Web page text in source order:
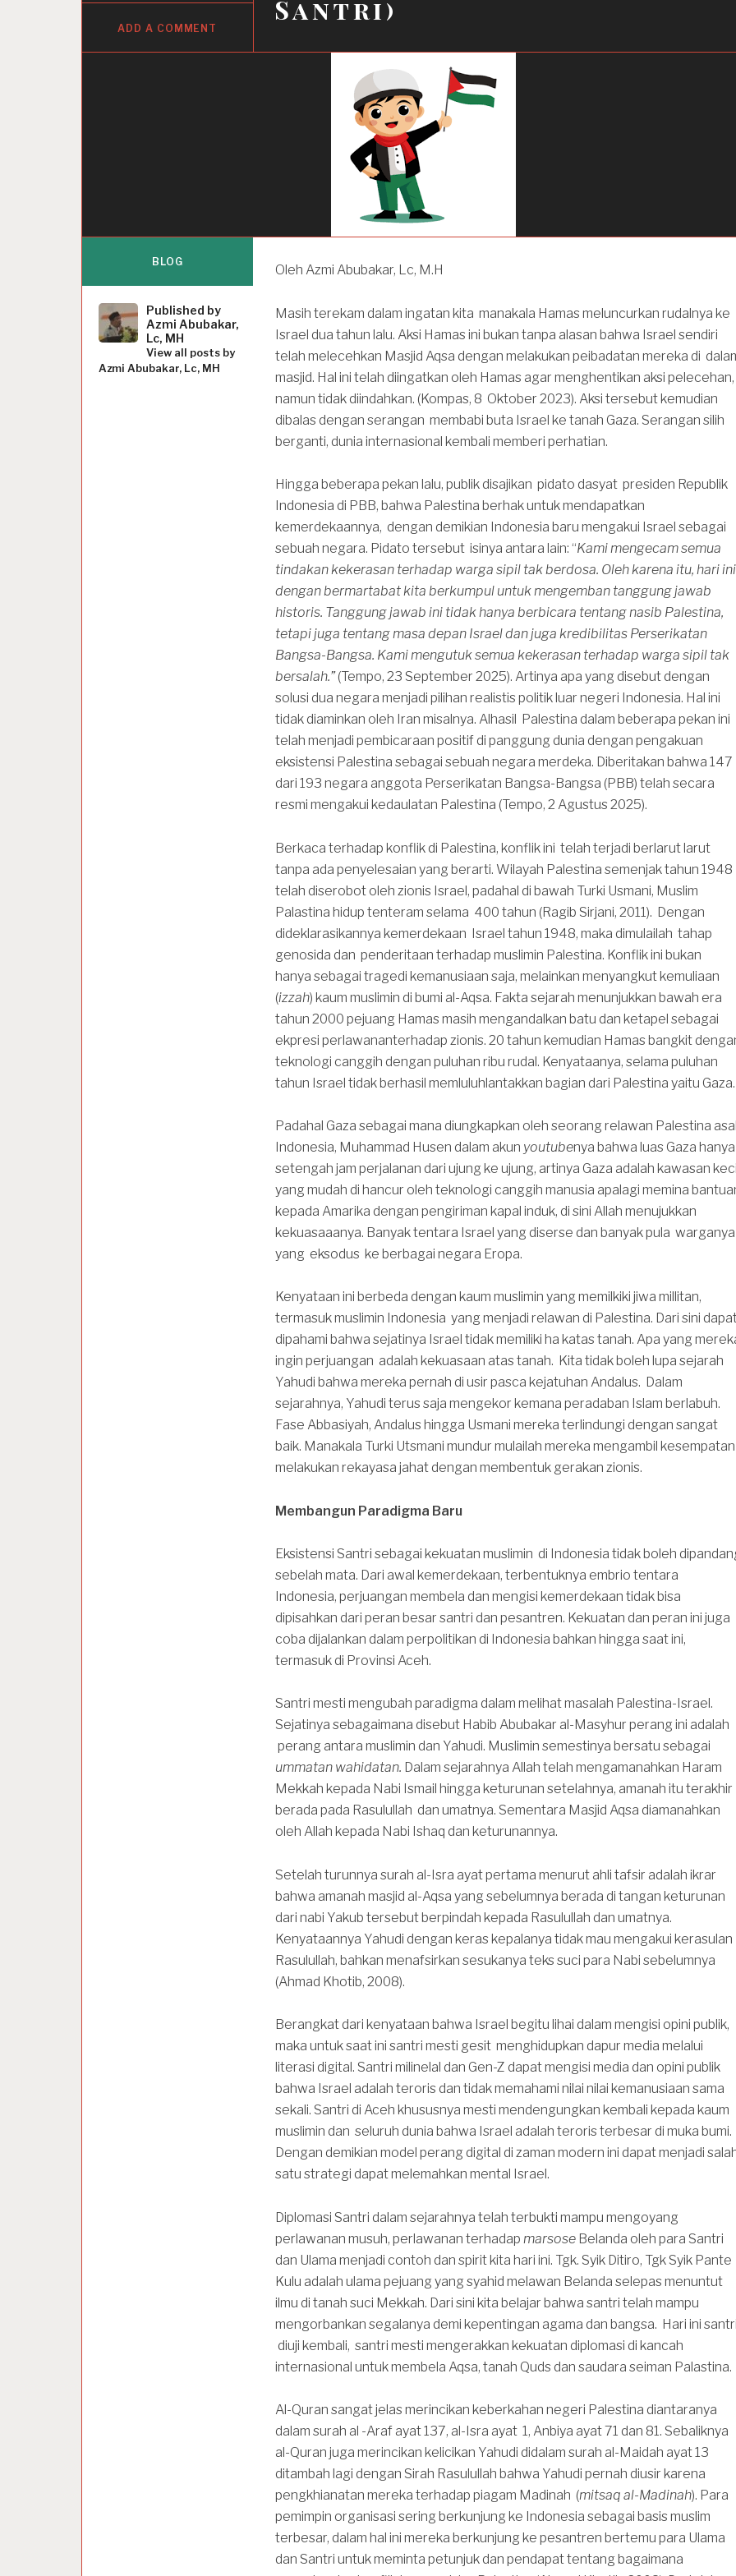
Santri)
ADD A COMMENT
Oleh Azmi Abubakar, Lc, M.H
Masih terekam dalam ingatan kita manakala Hamas meluncurkan rudalnya ke
Israel dua tahun lalu. Aksi Hamas ini bukan tanpa alasan bahwa Israel sendiri
telah melecehkan Masjid Aqsa dengan melakukan peibadatan mereka di
masjid. Hal ini telah diingatkan oleh Hamas agar menghentikan aksi pelecehan,
namun tidak diindahkan. (Kompas, 8 Oktober 2023). Aksi tersebut kemudian
dibalas dengan serangan membabi buta Israel ke tanah Gaza. Serangan silih
berganti, dunia internasional kembali memberi perhatian.
Hingga beberapa pekan lalu, publik disajikan pidato dasyat presiden Republik
Indonesia di PBB, bahwa Palestina berhak untuk mendapatkan
kemerdekaannya, dengan demikian Indonesia baru mengakui Israel sebagai
sebuah negara. Pidato tersebut isinya antara lain: “Kami mengecam semua
tindakan kekerasan terhadap warga sipil tak berdosa. Oleh karena itu, hari ini
dengan bermartabat kita berkumpul untuk mengemban tanggung jawab
historis. Tanggung jawab ini tidak hanya berbicara tentang nasib Palestina,
tetapi juga tentang masa depan Israel dan juga kredibilitas Perserikatan
Bangsa-Bangsa. Kami mengutuk semua kekerasan terhadap warga sipil tak
bersalah.”(Tempo, 23 September 2025). Artinya apa yang disebut dengan
solusi dua negara menjadi pilihan realistis politik luar negeri Indonesia. Hal ini
tidak diaminkan oleh Iran misalnya. Alhasil Palestina dalam beberapa pekan ini
telah menjadi pembicaraan positif di panggung dunia dengan pengakuan
eksistensi Palestina sebagai sebuah negara merdeka. Diberitakan bahwa 147
dari 193 negara anggota Perserikatan Bangsa-Bangsa (PBB) telah secara
resmi mengakui kedaulatan Palestina (Tempo, 2 Agustus 2025).
Berkaca terhadap konflik di Palestina, konflik ini telah terjadi berlarut larut
tanpa ada penyelesaian yang berarti. Wilayah Palestina semenjak tahun 1948
telah diserobot oleh zionis Israel, padahal di bawah Turki Usmani, Muslim
Palastina hidup tenteram selama 400 tahun (Ragib Sirjani, 2011). Dengan
dideklarasikannya kemerdekaan Israel tahun 1948, maka dimulailah tahap
genosida dan penderitaan terhadap muslimin Palestina. Konflik ini bukan
hanya sebagai tragedi kemanusiaan saja, melainkan menyangkut kemuliaan
(izzah) kaum muslimin di bumi al-Aqsa. Fakta sejarah menunjukkan bawah era
tahun 2000 pejuang Hamas masih mengandalkan batu dan ketapel sebagai
ekpresi perlawananterhadap zionis. 20 tahun kemudian Hamas bangkit
teknologi canggih dengan puluhan ribu rudal. Kenyataanya, selama puluhan
tahun Israel tidak berhasil memluluhlantakkan bagian dari Palestina yaitu
Padahal Gaza sebagai mana diungkapkan oleh seorang relawan Palestina
Indonesia, Muhammad Husen dalam akun youtubenya bahwa luas Gaza hanya
setengah jam perjalanan dari ujung ke ujung, artinya Gaza adalah kawasan
yang mudah di hancur oleh teknologi canggih manusia apalagi memina
kepada Amarika dengan pengiriman kapal induk, di sini Allah menujukkan
kekuasaaanya. Banyak tentara Israel yang diserse dan banyak pula warganya
yang eksodus ke berbagai negara Eropa.
Kenyataan ini berbeda dengan kaum muslimin yang memilkiki jiwa millitan,
termasuk muslimin Indonesia yang menjadi relawan di Palestina. Dari sini
dipahami bahwa sejatinya Israel tidak memiliki ha katas tanah. Apa yang
ingin perjuangan adalah kekuasaan atas tanah. Kita tidak boleh lupa sejarah
Yahudi bahwa mereka pernah di usir pasca kejatuhan Andalus. Dalam
sejarahnya, Yahudi terus saja mengekor kemana peradaban Islam berlabuh.
Fase Abbasiyah, Andalus hingga Usmani mereka terlindungi dengan sangat
baik. Manakala Turki Utsmani mundur mulailah mereka mengambil kesempatan
melakukan rekayasa jahat dengan membentuk gerakan zionis.
Membangun Paradigma Baru
Eksistensi Santri sebagai kekuatan muslimin di Indonesia tidak boleh
sebelah mata. Dari awal kemerdekaan, terbentuknya embrio tentara
Indonesia, perjuangan membela dan mengisi kemerdekaan tidak bisa
dipisahkan dari peran besar santri dan pesantren. Kekuatan dan peran ini juga
coba dijalankan dalam perpolitikan di Indonesia bahkan hingga saat ini,
termasuk di Provinsi Aceh.
Santri mesti mengubah paradigma dalam melihat masalah Palestina-Israel.
Sejatinya sebagaimana disebut Habib Abubakar al-Masyhur perang ini adalah
perang antara muslimin dan Yahudi. Muslimin semestinya bersatu sebagai
ummatan wahidatan. Dalam sejarahnya Allah telah mengamanahkan Haram
Mekkah kepada Nabi Ismail hingga keturunan setelahnya, amanah itu terakhir
berada pada Rasulullah dan umatnya. Sementara Masjid Aqsa diamanahkan
oleh Allah kepada Nabi Ishaq dan keturunannya.
Setelah turunnya surah al-Isra ayat pertama menurut ahli tafsir adalah ikrar
bahwa amanah masjid al-Aqsa yang sebelumnya berada di tangan keturunan
dari nabi Yakub tersebut berpindah kepada Rasulullah dan umatnya.
Kenyataannya Yahudi dengan keras kepalanya tidak mau mengakui kerasulan
Rasulullah, bahkan menafsirkan sesukanya teks suci para Nabi sebelumnya
(Ahmad Khotib, 2008).
Berangkat dari kenyataan bahwa Israel begitu lihai dalam mengisi opini publik,
maka untuk saat ini santri mesti gesit menghidupkan dapur media melalui
literasi digital. Santri milinelal dan Gen-Z dapat mengisi media dan opini publik
bahwa Israel adalah teroris dan tidak memahami nilai nilai kemanusiaan sama
sekali. Santri di Aceh khususnya mesti mendengungkan kembali kepada kaum
muslimin dan seluruh dunia bahwa Israel adalah teroris terbesar di muka bumi.
Dengan demikian model perang digital di zaman modern ini dapat menjadi
satu strategi dapat melemahkan mental Israel.
Diplomasi Santri dalam sejarahnya telah terbukti mampu mengoyang
perlawanan musuh, perlawanan terhadap marsoseBelanda oleh para Santri
dan Ulama menjadi contoh dan spirit kita hari ini. Tgk. Syik Ditiro, Tgk Syik Pante
Kulu adalah ulama pejuang yang syahid melawan Belanda selepas menuntut
ilmu di tanah suci Mekkah. Dari sini kita belajar bahwa santri telah mampu
mengorbankan segalanya demi kepentingan agama dan bangsa. Hari ini
diuji kembali, santri mesti mengerakkan kekuatan diplomasi di kancah
internasional untuk membela Aqsa, tanah Quds dan saudara seiman Palastina.
Al-Quran sangat jelas merincikan keberkahan negeri Palestina diantaranya
dalam surah al -Araf ayat 137, al-Isra ayat 1, Anbiya ayat 71 dan 81. Sebaliknya
al-Quran juga merincikan kelicikan Yahudi didalam surah al-Maidah ayat 13
ditambah lagi dengan Sirah Rasulullah bahwa Yahudi pernah diusir karena
pengkhianatan mereka terhadap piagam Madinah (mitsaq al-Madinah). Para
pemimpin organisasi sering berkunjung ke Indonesia sebagai basis muslim
terbesar, dalam hal ini mereka berkunjung ke pesantren bertemu para Ulama
dan Santri untuk meminta petunjuk dan pendapat tentang bagaimana
BLOG
Published by
Azmi Abubakar,
Lc, MH
View all posts by
Azmi Abubakar, Lc, MH